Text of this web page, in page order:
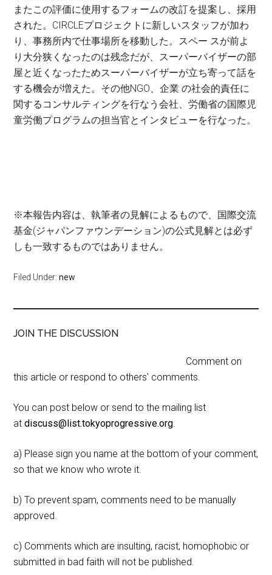
またこの評価に使用するフォームの改訂を提案し、採用
された。CIRCLEプロジェクトに新しいスタッフが加わ
り、事務所内で仕事場所を移動した。スペー スが前よ
り大分狭くなったのは残念だが、スーパーバイザーの部
屋と近くなったためスーパーバイザーが立ち寄って話を
する機会が増えた。その他NGO、企業 の社会的責任に
関するコンサルティングを行なう会社、労働省の国際児
童労働プログラムの担当官とインタビューを行なった。
※本報告内容は、執筆者の見解によるもので、国際交流
基金(ジャパンファウンデーション)の公式見解とは必ず
しも一致するものではありません。
Filed Under:new
JOIN THE DISCUSSION
Comment on
this article or respond to others' comments.
You can post below or send to the mailing list
atdiscuss@list.tokyoprogressive.org.
a) Please sign you name at the bottom of your comment,
so that we know who wrote it.
b) To prevent spam, comments need to be manually
approved.
c) Comments which are insulting, racist, homophobic or
submitted in bad faith will not be published.